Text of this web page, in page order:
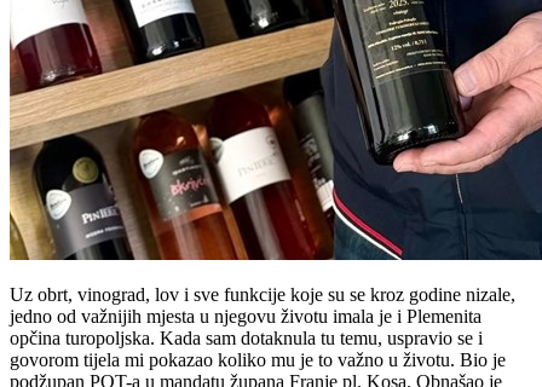
Uz obrt, vinograd, lov i sve funkcije koje su se kroz godine nizale,
jedno od važnijih mjesta u njegovu životu imala je i Plemenita
opčina turopoljska. Kada sam dotaknula tu temu, uspravio se i
govorom tijela mi pokazao koliko mu je to važno u životu. Bio je
podžupan POT-a u mandatu župana Franje pl. Kosa. Obnašao je